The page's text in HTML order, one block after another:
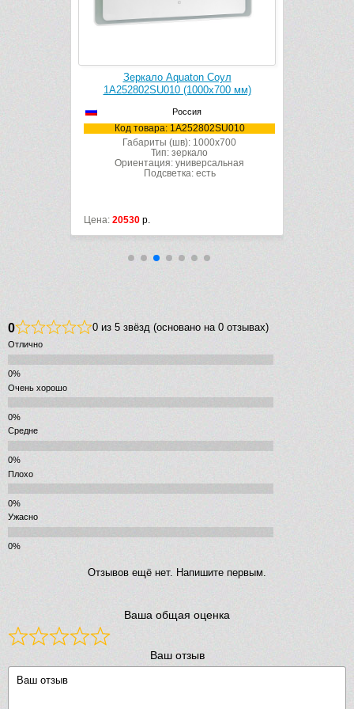
Раковина накладная Aquaton Лола 60 1A73313KLK010
Зеркало Aquaton Соул
1A252802SU010 (1000х700 мм)
Россия
Код товара: 1A252802SU010
Габариты (шв): 1000x700
Тип: зеркало
Ориентация: универсальная
Подсветка: есть
Цена: 20530 р.
0 0 из 5 звёзд (основано на 0 отзывах)
Отлично
Очень хорошо
Средне
Плохо
Ужасно
Отзывов ещё нет. Напишите первым.
Ваша общая оценка
Ваш отзыв